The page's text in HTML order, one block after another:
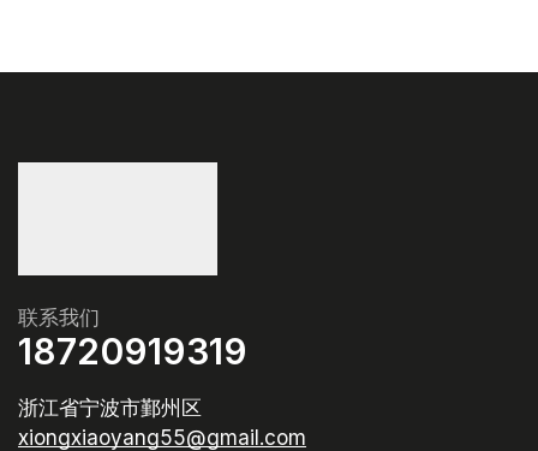
联系我们
18720919319
浙江省宁波市鄞州区
xiongxiaoyang55@gmail.com